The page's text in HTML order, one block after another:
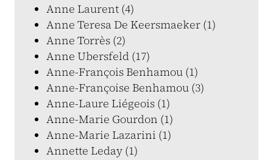
Anne Laurent (4)
Anne Teresa De Keersmaeker (1)
Anne Torrès (2)
Anne Ubersfeld (17)
Anne-François Benhamou (1)
Anne-Françoise Benhamou (3)
Anne-Laure Liégeois (1)
Anne-Marie Gourdon (1)
Anne-Marie Lazarini (1)
Annette Leday (1)